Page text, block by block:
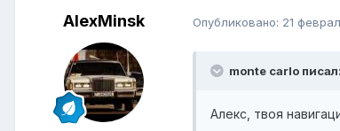
AlexMinsk Опубликовано: 21
monte carlo писал:
Алекс, твоя